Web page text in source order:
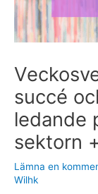
succé
ledande
sektorn
Lämna en
Wilhk